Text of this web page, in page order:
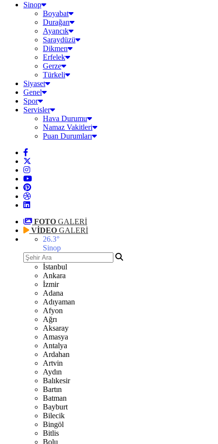
Sinop
Boyabat
Durağan
Ayancık
Saraydüzü
Dikmen
Erfelek
Gerze
Türkeli
Siyaset
Genel
Spor
Servisler
Hava Durumu
Namaz Vakitleri
Puan Durumları
FOTO GALERİ
VİDEO GALERİ
26.3°
Sinop
İstanbul
Ankara
İzmir
Adana
Adıyaman
Afyon
Ağrı
Aksaray
Amasya
Antalya
Ardahan
Artvin
Aydın
Balıkesir
Bartın
Batman
Bayburt
Bilecik
Bingöl
Bitlis
Bolu